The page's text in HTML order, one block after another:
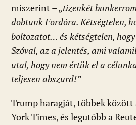
miszerint – „tizenkét
dobtunk Fordóra. Kétségtelen,
boltozatot… és kétségtelen, hogy
Szóval, az a jelentés, ami
utal, hogy nem értük el a
teljesen abszurd!”
Trump haragját, többek között
York Times, és legutóbb a